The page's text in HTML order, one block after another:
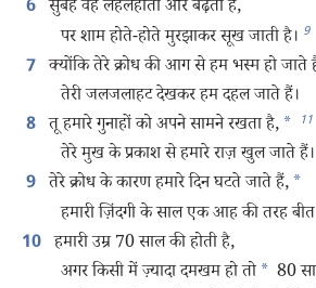
6 सुबह वह लहलहाती और बढ़ती है,
पर शाम होते-होते मुरझाकर सूख जाती है। 9
7 क्योंकि तेरे क्रोध की आग से हम भस्म हो जाते
तेरी जलजलाहट देखकर हम दहल जाते हैं।
8 तू हमारे गुनाहों को अपने सामने रखता है, * 11
तेरे मुख के प्रकाश से हमारे राज़ खुल जाते हैं।
9 तेरे क्रोध के कारण हमारे दिन घटते जाते हैं, *
हमारी ज़िंदगी के साल एक आह की तरह
10 हमारी उम्र 70 साल की होती है,
अगर किसी में ज़्यादा दमखम हो तो * 80